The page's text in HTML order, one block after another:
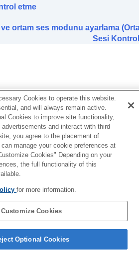
Bulun)
bağlantısının (Ses Kalitesi
ayarının değiştirilmesi
bağlantısının (Bluetooth
) öncelik ayarının
Öğesini Ayarlama (Yüksek
Ayarlama (Yüksek aralık
Ayarlama (Yüksek aralık
ölçerek mekansal sesi optimize
Ses Optimizasyonu)
görüntülenen işlevler
görüntülenen işlevler
etme
ortam ses modunu ayarlama
Sesi
Cookies to operate this website.
and will always remain active.
Cookies to improve site functionality,
and interact with third
you agree to the placement of
manage your cookie preferences at
Cookies" Depending on your
the full functionality of this
for more information.
Customize Cookies
Optional Cookies